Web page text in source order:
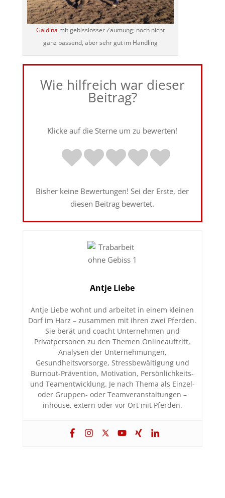
Galdina mit gebisslosser Zäumung; noch nicht
ganz passend, aber sehr gut im Handling
Wie hilfreich war dieser
Beitrag?
Klicke auf die Sterne um zu bewerten!
Bisher keine Bewertungen! Sei der Erste, der
diesen Beitrag bewertet.
Antje Liebe
Antje Liebe wohnt und arbeitet in einem kleinen
Dorf im Harz – zusammen mit ihren zwei Pferden.
Sie berät und coacht Unternehmen und
Privatpersonen zu den Themen Onlineauftritt,
Analysen der Unternehmungen,
Gesundheitsvorsorge, Stressbewältigung und
Burnout-Prävention, Motivation, Persönlichkeits-
und Teamentwicklung. Je nach Thema als Einzel-
oder Gruppen- oder Teamveranstaltungen –
inhouse, extern oder vor Ort mit Pferden.